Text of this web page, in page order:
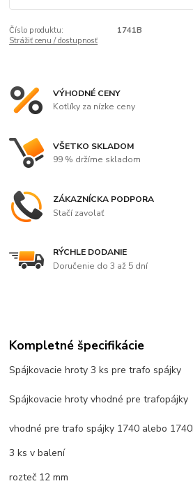
Číslo produktu:
1741B
Strážiť cenu / dostupnosť
VÝHODNÉ CENY
Kotlíky za nízke ceny
VŠETKO SKLADOM
99 % držíme skladom
ZÁKAZNÍCKA PODPORA
Stačí zavolať
RÝCHLE DODANIE
Doručenie do 3 až 5 dní
Kompletné špecifikácie
Spájkovacie hroty 3 ks pre trafo spájky
Spájkovacie hroty vhodné pre trafopájky
vhodné pre trafo spájky 1740 alebo
3 ks v balení
rozteč 12 mm